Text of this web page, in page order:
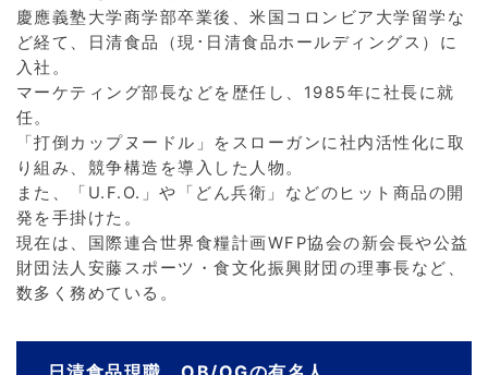
慶應義塾大学商学部卒業後、米国コロンビア大学留学な
ど経て、日清食品（現･日清食品ホールディングス）に
入社。
マーケティング部長などを歴任し、1985年に社長に就
任。
「打倒カップヌードル」をスローガンに社内活性化に取
り組み、競争構造を導入した人物。
また、「U.F.O.」や「どん兵衛」などのヒット商品の開
発を手掛けた。
現在は、国際連合世界食糧計画WFP協会の新会長や公益
財団法人安藤スポーツ・食文化振興財団の理事長など、
数多く務めている。